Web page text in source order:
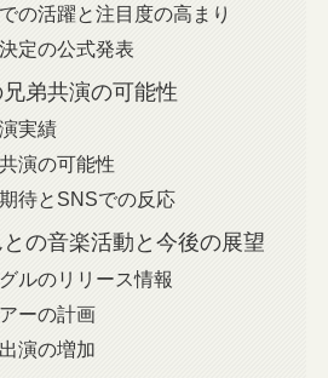
の活躍と注目度の高まり
定の公式発表
弟共演の可能性
実績
演の可能性
待とSNSでの反応
の音楽活動と今後の展望
ルのリリース情報
ーの計画
演の増加